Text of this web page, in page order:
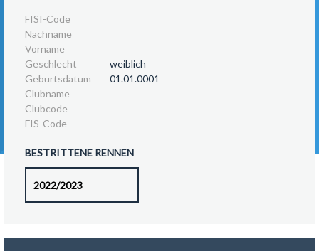
FISI-Code
Nachname
Vorname
Geschlecht
weiblich
Geburtsdatum
01.01.0001
Clubname
Clubcode
FIS-Code
BESTRITTENE RENNEN